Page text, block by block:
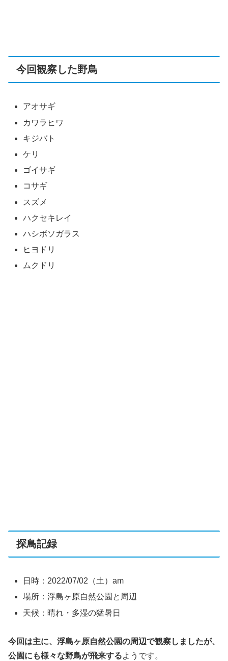
今回観察した野鳥
アオサギ
カワラヒワ
キジバト
ケリ
ゴイサギ
コサギ
スズメ
ハクセキレイ
ハシボソガラス
ヒヨドリ
ムクドリ
探鳥記録
日時：2022/07/02（土）am
場所：浮島ヶ原自然公園と周辺
天候：晴れ・多湿の猛暑日
今回は主に、浮島ヶ原自然公園の周辺で観察しましたが、
公園にも様々な野鳥が飛来するようです。